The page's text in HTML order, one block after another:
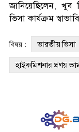
জানিয়েছিলেন, খুব
ভিসা কার্যক্রম
বিষয় : ভারতীয় ভিসা
হাইকমিশনার প্রণয়